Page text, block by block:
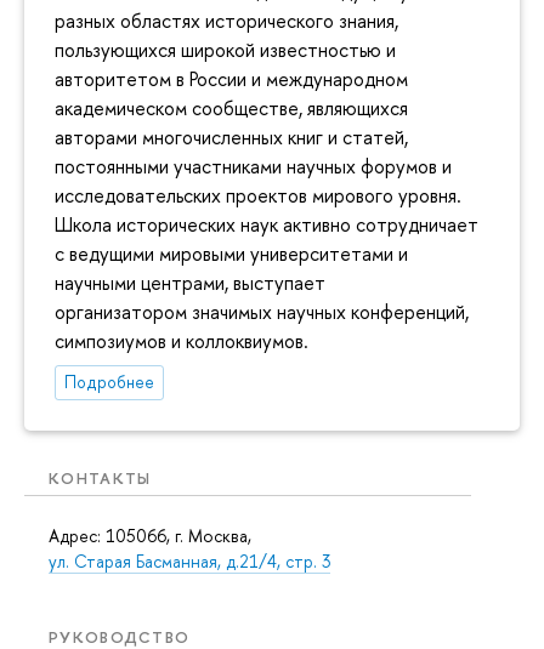
разных областях исторического знания,
пользующихся широкой известностью и
авторитетом в России и международном
академическом сообществе, являющихся
авторами многочисленных книг и статей,
постоянными участниками научных форумов и
исследовательских проектов мирового уровня.
Школа исторических наук активно сотрудничает
с ведущими мировыми университетами и
научными центрами, выступает
организатором значимых научных конференций,
симпозиумов и коллоквиумов.
Подробнее
КОНТАКТЫ
Адрес: 105066, г. Москва,
ул. Старая Басманная, д.21/4, стр. 3
РУКОВОДСТВО